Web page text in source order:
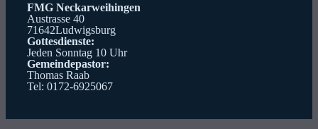
FMG Neckarweihingen
Austrasse 40
71642Ludwigsburg
Gottesdienste:
Jeden Sonntag 10 Uhr
Gemeindepastor:
Thomas Raab
Tel: 0172-6925067